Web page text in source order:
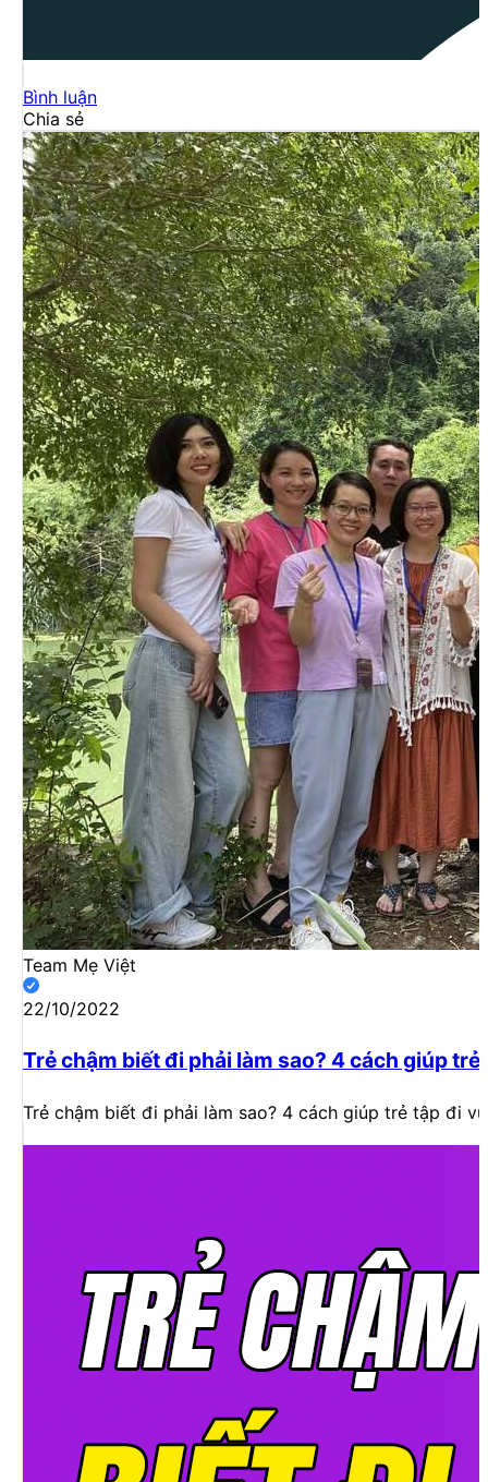
Bình luận
Chia sẻ
Team Mẹ Việt
22/10/2022
Trẻ chậm biết đi phải làm sao? 4 cách giúp
Trẻ chậm biết đi phải làm sao? 4 cách giúp trẻ tập đi